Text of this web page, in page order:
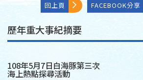
回上頁 FACEBOOK分享
歷年重大事紀摘要
108年5月7日白海豚第三次
海上熱點探尋活動